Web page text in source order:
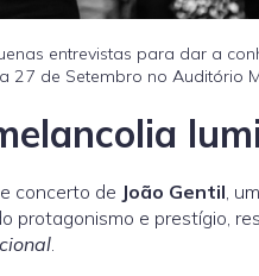
entrevistas para dar a
27 de Setembro no Auditório
concerto de João Gentil,
protagonismo e prestígio,
.